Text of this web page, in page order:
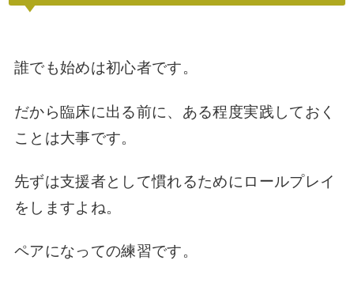
誰でも始めは初心者です。
だから臨床に出る前に、ある程度実践しておく
ことは大事です。
先ずは支援者として慣れるためにロールプレイ
をしますよね。
ペアになっての練習です。